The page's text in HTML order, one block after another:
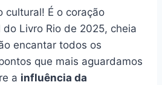
cultural! É o coração
Livro Rio de 2025, cheia
encantar todos os
que mais aguardamos
a influência da